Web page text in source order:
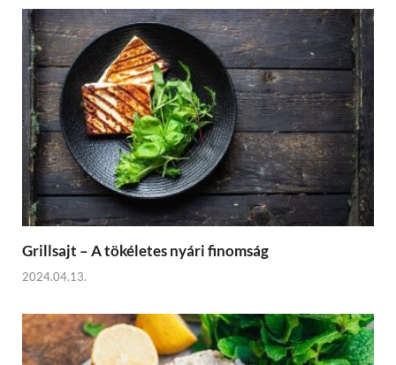
Grillsajt – A tökéletes nyári finomság
2024.04.13.